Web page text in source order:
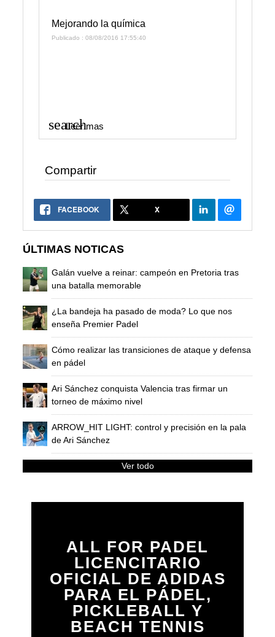
Mejorando la química
Publicado : 08/08/2016 17:55:40
search
Leer mas
Compartir
FACEBOOK X
ÚLTIMAS NOTICAS
Galán vuelve a reinar: campeón en Pretoria tras
una batalla memorable
¿La bandeja ha pasado de moda? Lo que nos
enseña Premier Padel
Cómo realizar las transiciones de ataque y defensa
en pádel
Ari Sánchez conquista Valencia tras firmar un
torneo de máximo nivel
ARROW_HIT LIGHT: control y precisión en la pala
de Ari Sánchez
Ver todo
ALL FOR PADEL
LICENCITARIO
OFICIAL DE ADIDAS
PARA EL PÁDEL,
PICKLEBALL Y
BEACH TENNIS